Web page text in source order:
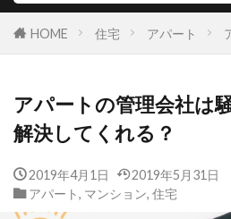
HOME 住宅 アパート
アパートの管理会社は
解決してくれる？
2019年4月1日
2019年5月31日
アパート, マンション, 住宅